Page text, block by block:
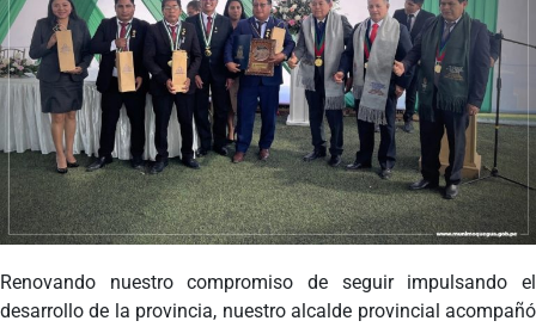
Renovando nuestro compromiso de seguir impulsando el
desarrollo de la provincia, nuestro alcalde provincial acompañó